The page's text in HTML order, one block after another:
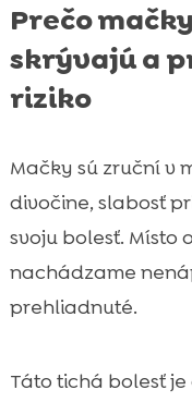
Prečo
skrývajú a
riziko
Mačky sú zruční v
divočine, slabosť
svoju bolesť. Místo
nachádzame
prehliadnuté.
Táto tichá bolesť